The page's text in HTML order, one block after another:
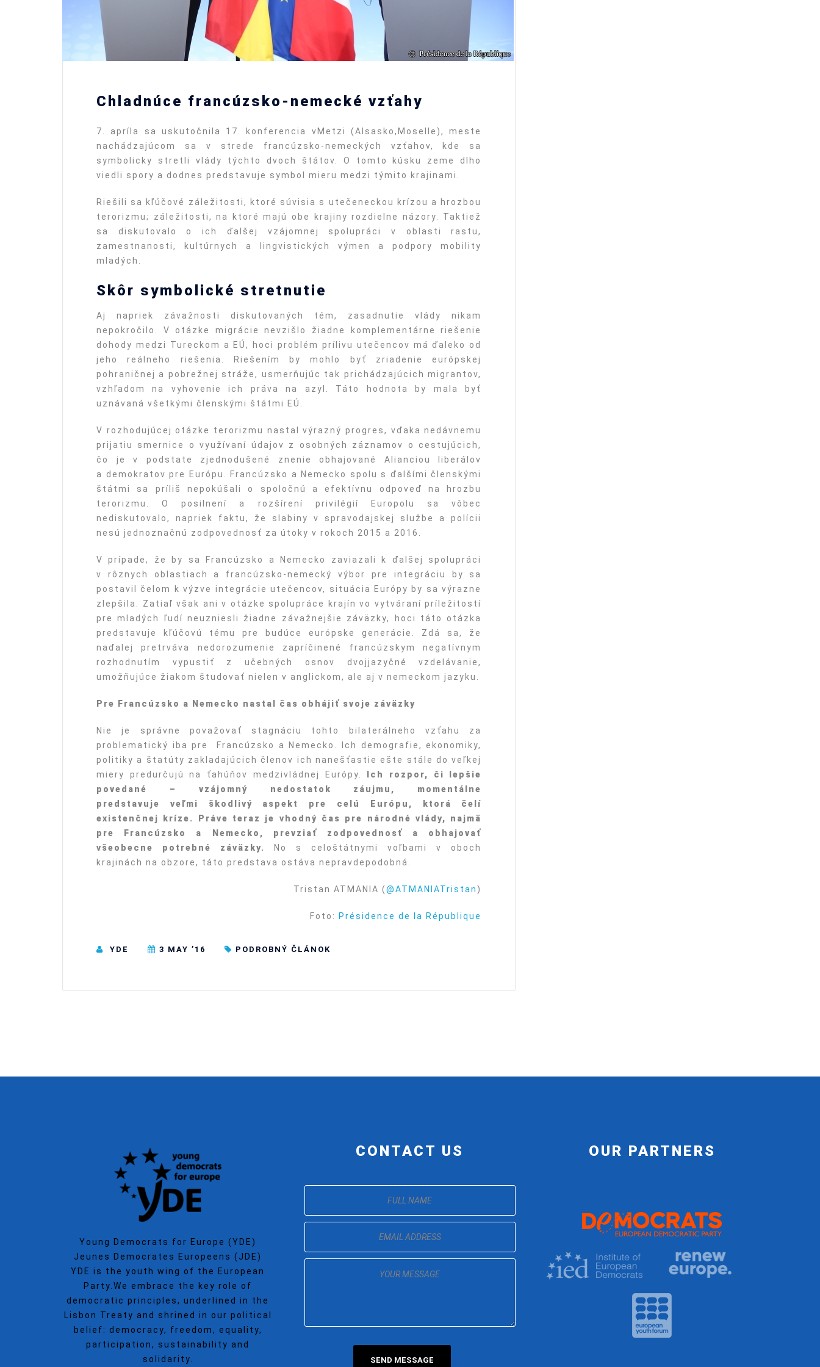
Chladnúce francúzsko-nemecké vzťahy
7. apríla sa uskutočnila 17. konferencia vMetzi (Alsasko,Moselle), meste
nachádzajúcom sa v strede francúzsko-nemeckých vzťahov, kde sa
symbolicky stretli vlády týchto dvoch štátov. O tomto kúsku zeme dlho
viedli spory a dodnes predstavuje symbol mieru medzi týmito krajinami.
Riešili sa kľúčové záležitosti, ktoré súvisia s utečeneckou krízou a hrozbou
terorizmu; záležitosti, na ktoré majú obe krajiny rozdielne názory. Taktiež
sa diskutovalo o ich ďalšej vzájomnej spolupráci v oblasti rastu,
zamestnanosti, kultúrnych a lingvistických výmen a podpory mobility
mladých.
Skôr symbolické stretnutie
Aj napriek závažnosti diskutovaných tém, zasadnutie vlády nikam
nepokročilo. V otázke migrácie nevzišlo žiadne komplementárne riešenie
dohody medzi Tureckom a EÚ, hoci problém prílivu utečencov má ďaleko od
jeho reálneho riešenia. Riešením by mohlo byť zriadenie európskej
pohraničnej a pobrežnej stráže, usmerňujúc tak prichádzajúcich migrantov,
vzhľadom na vyhovenie ich práva na azyl. Táto hodnota by mala byť
uznávaná všetkými členskými štátmi EÚ.
V rozhodujúcej otázke terorizmu nastal výrazný progres, vďaka nedávnemu
prijatiu smernice o využívaní údajov z osobných záznamov o cestujúcich,
čo je v podstate zjednodušené znenie obhajované Alianciou liberálov
a demokratov pre Európu. Francúzsko a Nemecko spolu s ďalšími členskými
štátmi sa príliš nepokúšali o spoločnú a efektívnu odpoveď na hrozbu
terorizmu. O posilnení a rozšírení privilégií Europolu sa vôbec
nediskutovalo, napriek faktu, že slabiny v spravodajskej službe a polícii
nesú jednoznačnú zodpovednosť za útoky v rokoch 2015 a 2016.
V prípade, že by sa Francúzsko a Nemecko zaviazali k ďalšej spolupráci
v rôznych oblastiach a francúzsko-nemecký výbor pre integráciu by sa
postavil čelom k výzve integrácie utečencov, situácia Európy by sa výrazne
zlepšila. Zatiaľ však ani v otázke spolupráce krajín vo vytváraní príležitostí
pre mladých ľudí neuzniesli žiadne závažnejšie záväzky, hoci táto otázka
predstavuje kľúčovú tému pre budúce európske generácie. Zdá sa, že
naďalej pretrváva nedorozumenie zapríčinené francúzskym negatívnym
rozhodnutím vypustiť z učebných osnov dvojjazyčné vzdelávanie,
umožňujúce žiakom študovať nielen v anglickom, ale aj v nemeckom jazyku.
Pre Francúzsko a Nemecko nastal č as obh ájiť svoje záväzky
Nie je správne považovať stagnáciu tohto bilaterálneho vzťahu za
problematický iba pre Francúzsko a Nemecko. Ich demografie, ekonomiky,
politiky a štatúty zakladajúcich členov ich nanešťastie ešte stále do veľkej
miery predurčujú na ťahúňov medzivládnej Európy.
Ich rozpor, či lepšie
povedané – vzájomný nedostatok záujmu, momentálne
predstavuje veľmi škodlivý aspekt pre celú Európu, ktorá čelí
existenčnej kríze. Práve teraz je vhodný čas pre národné vlády, najmä
pre Francúzsko a Nemecko, prevziať zodpovednosť a obhajovať
všeobecne potrebné záväzky.
No s celoštátnymi voľbami v oboch
krajinách na obzore, táto predstava ostáva nepravdepodobná.
Tristan ATMANIA (@ATMANIATristan )
Foto: Présidence de la République
YDE 3 MAY ’16 PODROBNÝ ČLÁNOK
Young Democrats for Europe (YDE)
Jeunes Democrates Europeens (JDE)
YDE is the youth wing of the European
Party.We embrace the key role of
democratic principles, underlined in the
Lisbon Treaty and shrined in our political
belief: democracy, freedom, equality,
participation, sustainability and
solidarity.
CONTACT US OUR PARTNERS